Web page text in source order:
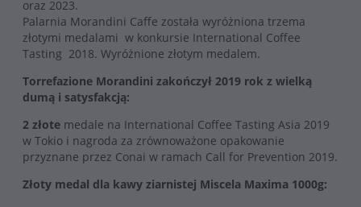
oraz 2023.
Palarnia Morandini Caffe została wyróżniona trzema
złotymi medalami w konkursie International Coffee
Tasting 2018. Wyróżnione złotym medalem.
Torrefazione Morandini zakończył 2019 rok z wielką
dumą i satysfakcją:
2 złote medale na International Coffee Tasting Asia 2019
w Tokio i nagroda za zrównoważone opakowanie
przyznane przez Conai w ramach Call for Prevention 2019.
Złoty medal dla kawy ziarnistej Miscela Maxima 1000g: